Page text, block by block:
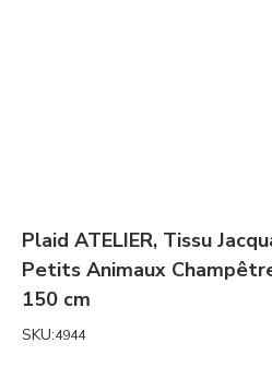
Plaid ATELIER, Tissu
Petits Animaux
150 cm
SKU:4944